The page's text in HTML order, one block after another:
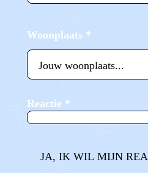
Woonplaats *
Reactie *
JA, IK WIL MIJN